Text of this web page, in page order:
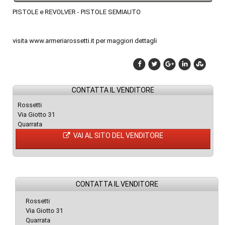
PISTOLE e REVOLVER - PISTOLE SEMIAUTO
visita www.armeriarossetti.it per maggiori dettagli
CONTATTA IL VENDITORE
Rossetti
Via Giotto 31
Quarrata
VAI AL SITO DEL VENDITORE
CONTATTA IL VENDITORE
Rossetti
Via Giotto 31
Quarrata